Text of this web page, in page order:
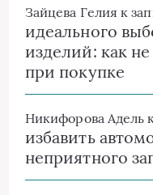
Зайцева Гелия к
идеального
изделий: как
при покупке
Никифорова Адель
избавить
неприятного